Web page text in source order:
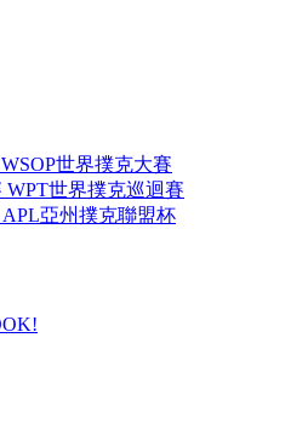
WSOP世界撲克大賽
WPT世界撲克巡迴賽
APL亞州撲克聯盟杯